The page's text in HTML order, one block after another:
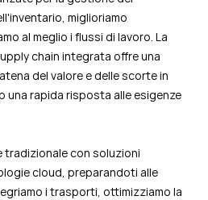
miglioriamo
al meglio i flussi di lavoro. La
chain integrata offre una
del valore e delle scorte in
una rapida risposta alle esigenze
tradizionale con soluzioni
cloud, preparandoti alle
i trasporti, ottimizziamo la